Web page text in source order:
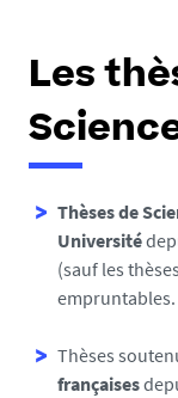
Les
Thèses de
Université
(sauf les
Thèses
françaises